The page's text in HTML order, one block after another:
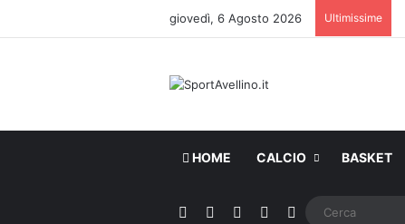
giovedì, 6 Agosto 2026 Ultimissime
HOME CALCIO BASKET
Facebook You TubeInstagram
WhatsApp